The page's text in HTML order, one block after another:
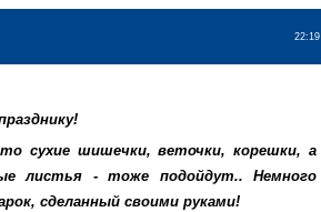
22:19
то сухие шишечки, веточки, корешки, а
листья - тоже подойдут.. Немного
сделанный своими руками!